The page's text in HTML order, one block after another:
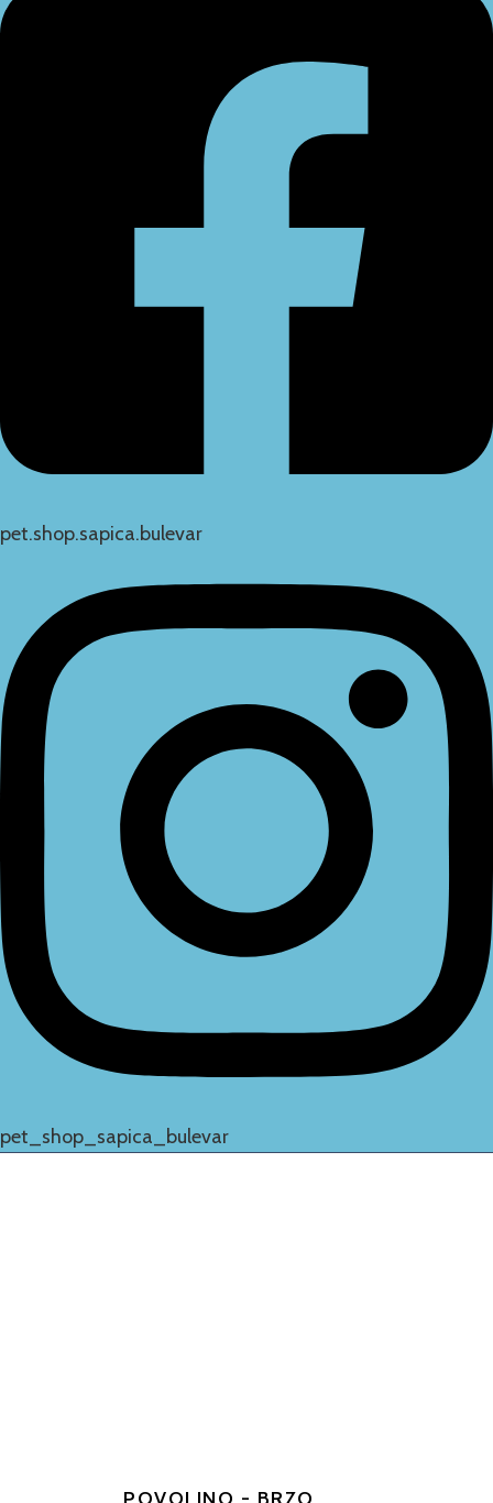
pet.shop.sapica.bulevar
pet_shop_sapica_bulevar